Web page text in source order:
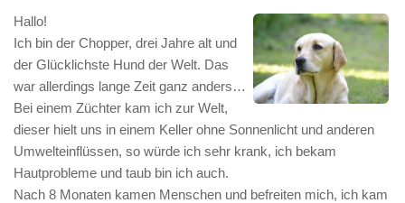
Hallo!
Ich bin der Chopper, drei Jahre alt und
der Glücklichste Hund der Welt. Das
war allerdings lange Zeit ganz anders…
Bei einem Züchter kam ich zur Welt,
dieser hielt uns in einem Keller ohne Sonnenlicht und anderen
Umwelteinflüssen, so würde ich sehr krank, ich bekam
Hautprobleme und taub bin ich auch.
Nach 8 Monaten kamen Menschen und befreiten mich, ich kam